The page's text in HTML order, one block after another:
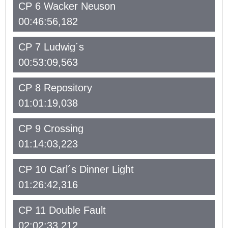
CP 6 Wacker Neuson
00:46:56,182
CP 7 Ludwig´s
00:53:09,563
CP 8 Repository
01:01:19,038
CP 9 Crossing
01:14:03,223
CP 10 Carl´s Dinner Light
01:26:42,316
CP 11 Double Fault
02:02:33,212